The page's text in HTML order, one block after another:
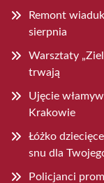
Remont
sierpnia
Warsztaty
trwają
Ujęcie
Krakowie
Łóżko
snu dla
Policjanci